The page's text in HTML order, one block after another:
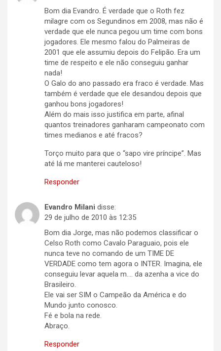
Bom dia Evandro. É verdade que o Roth fez
milagre com os Segundinos em 2008, mas não é
verdade que ele nunca pegou um time com bons
jogadores. Ele mesmo falou do Palmeiras de
2001 que ele assumiu depois do Felipão. Era um
time de respeito e ele não conseguiu ganhar
nada!
O Galo do ano passado era fraco é verdade. Mas
também é verdade que ele desandou depois que
ganhou bons jogadores!
Além do mais isso justifica em parte, afinal
quantos treinadores ganharam campeonato com
times medianos e até fracos?
Torço muito para que o “sapo vire príncipe”. Mas
até lá me manterei cauteloso!
Responder
Evandro Milani disse:
29 de julho de 2010 às 12:35
Bom dia Jorge, mas não podemos classificar o
Celso Roth como Cavalo Paraguaio, pois ele
nunca teve no comando de um TIME DE
VERDADE como tem agora o INTER. Imagina, ele
conseguiu levar aquela m…. da azenha a vice do
Brasileiro.
Ele vai ser SIM o Campeão da América e do
Mundo junto conosco.
Fé e bola na rede.
Abraço.
Responder